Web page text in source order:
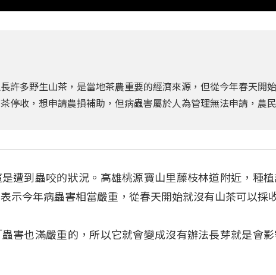
許多野生山茶，是當地茶農重要的經濟來源，但從今年春天開
停收，想申請農損補助，但病蟲害屬於人為管理無法申請，農
遭到蟲咬的狀況。高雄桃源寶山里藤枝林道附近，種
示今年病蟲害相當嚴重，從春天開始就沒有山茶可以採
害也滿嚴重的，所以它就會變成沒有辦法長芽就是會